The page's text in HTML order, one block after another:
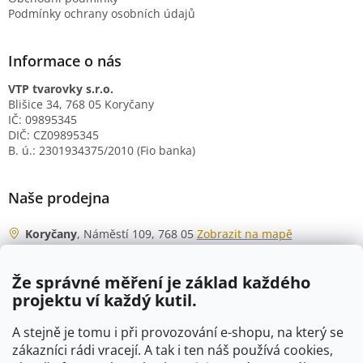
Že správné měření je základ každého
projektu ví každý kutil.
A stejně je tomu i při provozování e-shopu, na který se
zákazníci rádi vracejí. A tak i ten náš používá cookies,
Podmínky ochrany osobních údajů
Informace o nás
VTP tvarovky s.r.o.
Blišice 34, 768 05 Koryčany
IČ: 09895345
DIČ: CZ09895345
B. ú.: 2301934375/2010 (Fio banka)
Naše prodejna
Koryčany, Náměstí 109, 768 05 Zobrazit na mapě
Po - Čt
06:00 - 07:00
07:30 - 15:30
Pá
06:00 - 07:00
07:30 - 15:00